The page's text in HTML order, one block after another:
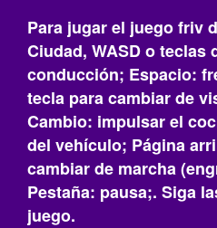
Para jugar el juego friv
Ciudad, WASD o teclas
conducción; Espacio:
tecla para cambiar de
Cambio: impulsar el
del vehículo; Página
cambiar de marcha
Pestaña: pausa;. Siga
juego.